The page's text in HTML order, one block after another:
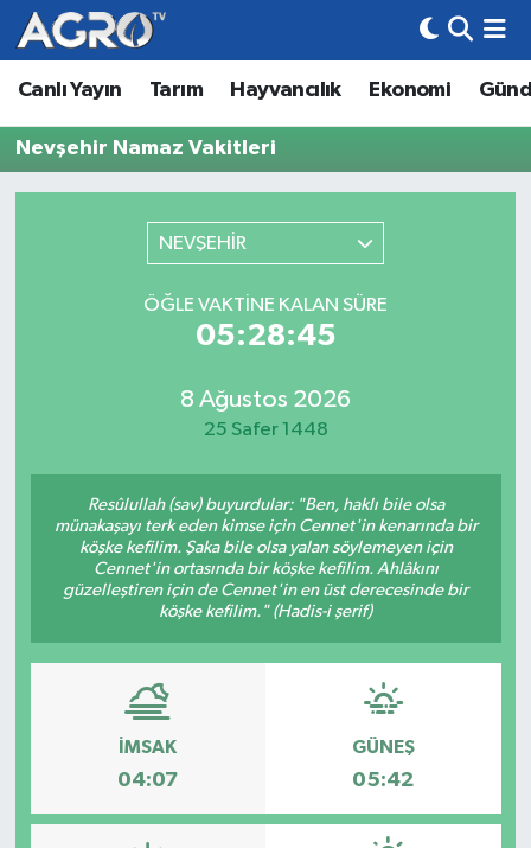
Canlı Yayın Tarım Hayvancılık Ekonomi
Nevşehir Namaz Vakitleri
NEVŞEHİR
ÖĞLE VAKTINE KALAN SÜRE
05:28:45
8 Ağustos 2026
25 Safer 1448
Resûlullah (sav) buyurdular: "Ben, haklı bile olsa
münakaşayı terk eden kimse için Cennet'in kenarında bir
köşke kefilim. Şaka bile olsa yalan söylemeyen için
Cennet'in ortasında bir köşke kefilim. Ahlâkını
güzelleştiren için de Cennet'in en üst derecesinde bir
köşke kefilim." (Hadis-i şerif)
İMSAK
04:07
GÜNEŞ
05:42
Hava Durumu
Trafik Durumu
Tüm Manşetler
Son Dakika Haberleri